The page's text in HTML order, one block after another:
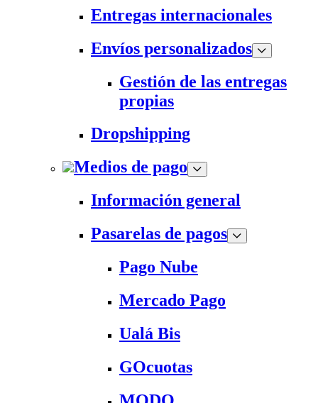
Entregas internacionales
Envíos personalizados
Gestión de las entregas
propias
Dropshipping
Medios de pago
Información general
Pasarelas de pagos
Pago Nube
Mercado Pago
Ualá Bis
GOcuotas